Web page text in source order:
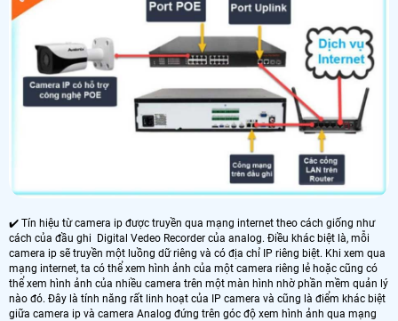
✔️ Tín hiệu từ camera ip được truyền qua mạng internet theo cách giống như
cách của đầu ghi Digital Vedeo Recorder của analog. Điều khác biệt là, mỗi
camera ip sẽ truyền một luồng dữ riêng và có địa chỉ IP riêng biệt. Khi xem qua
mạng internet, ta có thể xem hình ảnh của một camera riêng lẻ hoặc cũng có
thể xem hình ảnh của nhiều camera trên một màn hình nhờ phần mềm quản lý
nào đó. Đây là tính năng rất linh hoạt của IP camera và cũng là điểm khác biệt
giữa camera ip và camera Analog đứng trên góc độ xem hình ảnh qua mạng